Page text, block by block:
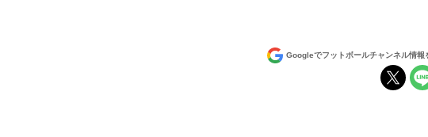
Googleでフットボールチャンネル情報